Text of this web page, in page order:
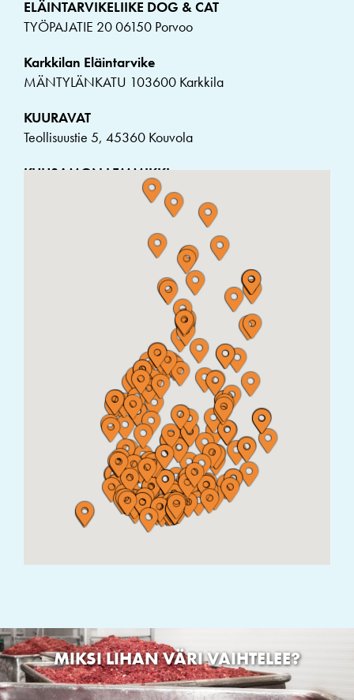
ELÄINTARVIKELIIKE DOG & CAT
TYÖPAJATIE 20 06150 Porvoo
Karkkilan Eläintarvike
MÄNTYLÄNKATU 103600 Karkkila
KUURAVAT
Teollisuustie 5, 45360 Kouvola
KUUSAMON LEMMIKKI
Luomantie 11, 93600 Kuusamo
Solfvägen 218 65450 Solf
Kalajoen Pieneläinhoitola
Nuorakalliontie 31, 85100 Nuoraperä
Lehtolankuja 3, Raisio, Suomi
Rakki Mafia Oy
Ahlströminkatu 8, Varkaus, Suomi
Eläinhoitola Lapintassu
Vapaudenkatu 2, 98100 Kemijärvi, Finland
Koirakoto OY
Liikasentie 24, 90540 Oulu, Finland
Kestilänraitti 2, Kestilä, Finland
PUUTARHA-PETEN LEMMIKKITARVIKE
Myllyrannantie 2, 35820 Mänttä, Suomi
MIKSI LIHAN VÄRI VAIHTELEE?